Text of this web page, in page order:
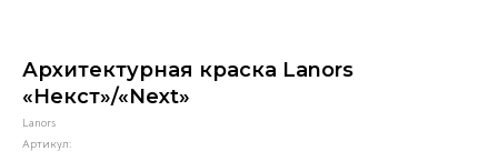
Архитектурная краска Lanors
«Некст»/«Next»
Lanors
Артикул: